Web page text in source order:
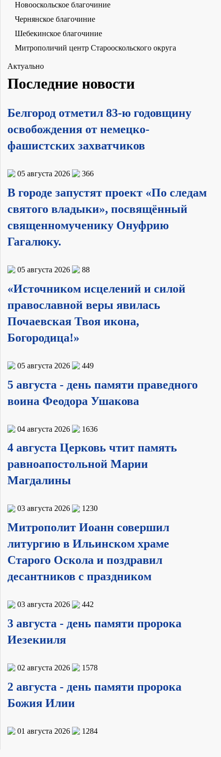
Новооскольское благочиние
Чернянское благочиние
Шебекинское благочиние
Митрополичий центр Старооскольского округа
Актуально
Последние новости
Белгород отметил 83-ю годовщину
освобождения от немецко-
фашистских захватчиков
05 августа 2026 366
В городе запустят проект «По следам
святого владыки», посвящённый
священномученику Онуфрию
Гагалюку.
05 августа 2026 88
«Источником исцелений и силой
православной веры явилась
Почаевская Твоя икона,
Богородица!»
05 августа 2026 449
5 августа - день памяти праведного
воина Феодора Ушакова
04 августа 2026 1636
4 августа Церковь чтит память
равноапостольной Марии
Магдалины
03 августа 2026 1230
Митрополит Иоанн совершил
литургию в Ильинском храме
Старого Оскола и поздравил
десантников с праздником
03 августа 2026 442
3 августа - день памяти пророка
Иезекииля
02 августа 2026 1578
2 августа - день памяти пророка
Божия Илии
01 августа 2026 1284